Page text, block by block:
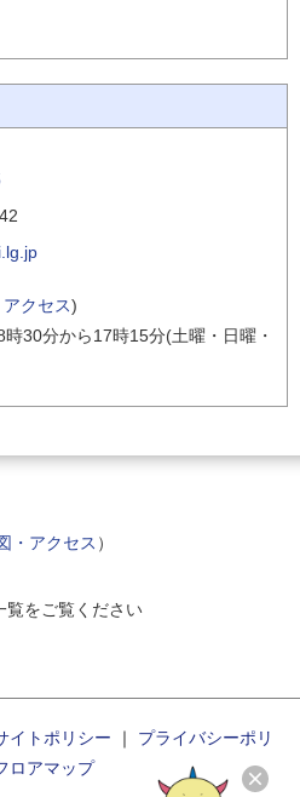
クセス)
30分から17時15分(土曜・日曜・
・アクセス ）
覧をご覧ください
イトポリシー ｜
プライバシーポリ
ロアマップ